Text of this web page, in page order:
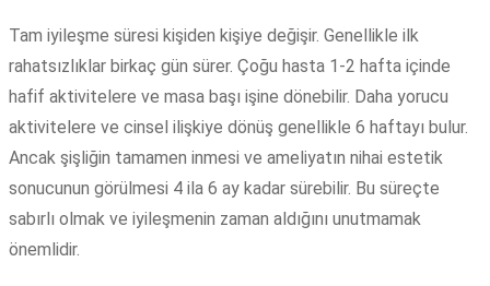
Tam iyileşme süresi kişiden kişiye değişir. Genellikle ilk
rahatsızlıklar birkaç gün sürer. Çoğu hasta 1-2 hafta içinde
hafif aktivitelere ve masa başı işine dönebilir. Daha yorucu
aktivitelere ve cinsel ilişkiye dönüş genellikle 6 haftayı bulur.
Ancak şişliğin tamamen inmesi ve ameliyatın nihai estetik
sonucunun görülmesi 4 ila 6 ay kadar sürebilir. Bu süreçte
sabırlı olmak ve iyileşmenin zaman aldığını unutmamak
önemlidir.